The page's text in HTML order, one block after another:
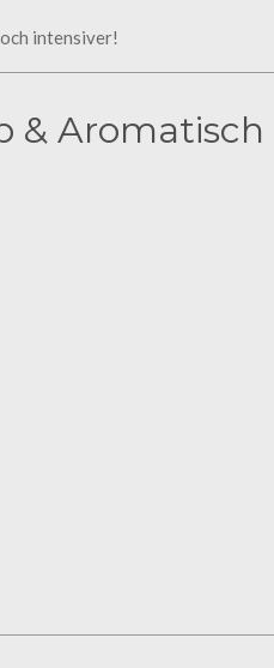
intensiver!
& Aromatisch